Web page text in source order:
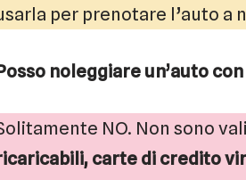
per prenotare l’auto a
noleggiare un’auto
NO. Non sono
carte di credito